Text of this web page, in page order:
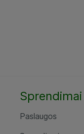
Sprendimai
Paslaugos